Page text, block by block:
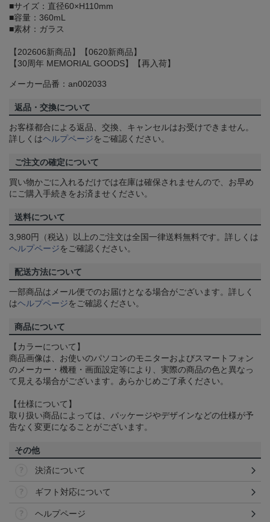
■サイズ：直径60×H110mm
■容量：360mL
■素材：ガラス
【202606新商品】【0620新商品】
【30周年 MEMORIAL GOODS】【再入荷】
メーカー品番：an002033
返品・交換について
お客様都合による返品、交換、キャンセルはお受けできません。
詳しくはヘルプページをご確認ください。
ご注文の確定について
買い物かごに入れるだけでは在庫は確保されませんので、お早め
にご購入手続きをお済ませください。
送料について
3,980円（税込）以上のご注文は全国一律送料無料です。詳しくは
ヘルプページをご確認ください。
配送方法について
一部商品はメール便でのお届けとなる場合がございます。詳しく
はヘルプページをご確認ください。
商品について
【カラーについて】
商品画像は、お使いのパソコンのモニターおよびスマートフォン
のメーカー・機種・画面設定等により、実際の商品の色と異なっ
て見える場合がございます。あらかじめご了承ください。
【仕様について】
取り扱い商品によっては、パッケージやデザインなどの仕様が予
告なく変更になることがございます。
その他
決済について
ギフト対応について
ヘルプページ